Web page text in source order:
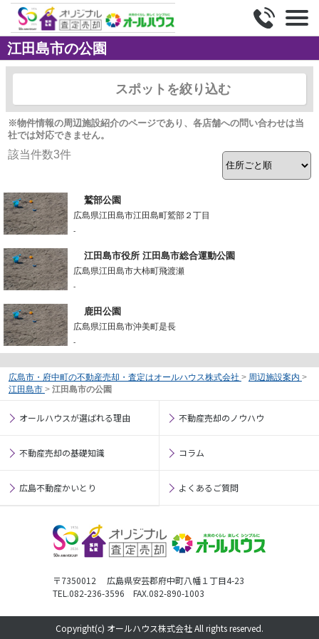
江田島市の公園
スポットを絞り込む
※物件情報の周辺施設紹介のページであり、各店舗への問い合わせは当
社では対応できません。
該当件数3件
鷲部公園
広島県江田島市江田島町鷲部２丁目
-
江田島市役所 江田島市総合運動公園
広島県江田島市大柿町飛渡瀬
-
鹿田公園
広島県江田島市沖美町是長
-
広島市・府中町の不動産売却・査定はオールハウス株式会社 > 周辺施設案内 >
江田島市 > 江田島市の公園
オールハウスが選ばれる理由 不動産売却のノウハウ
不動産売却の基礎知識 コラム
広島不動産かいとり よくあるご質問
〒7350012 広島県安芸郡府中町八幡１丁目4-23
TEL.082-236-3596 FAX.082-890-1003
Copyright(c) オールハウス株式会社 All rights reserved.